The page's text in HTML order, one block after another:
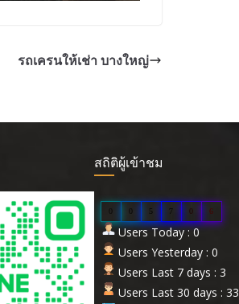
รถเครนให้เช่า บางใหญ่
สถิติผู้เข้าชม
5 7 6
Users Today : 0
Users Yesterday : 0
Users Last 7 days : 3
Users Last 30 days : 33